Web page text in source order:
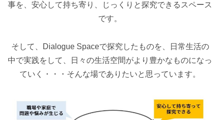
事を、安心して持ち寄り、じっくりと探究できるスペース
です。
そして、Dialogue Spaceで探究したものを、日常生活の
中で実践をして、日々の生活空間がより豊かなものになっ
ていく・・・そんな場でありたいと思っています。